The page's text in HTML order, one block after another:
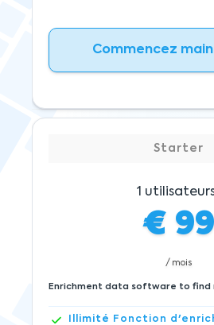
Commencez
Starter
1
€ 99
/ mois
Enrichment data software to find
Illimité Fonction